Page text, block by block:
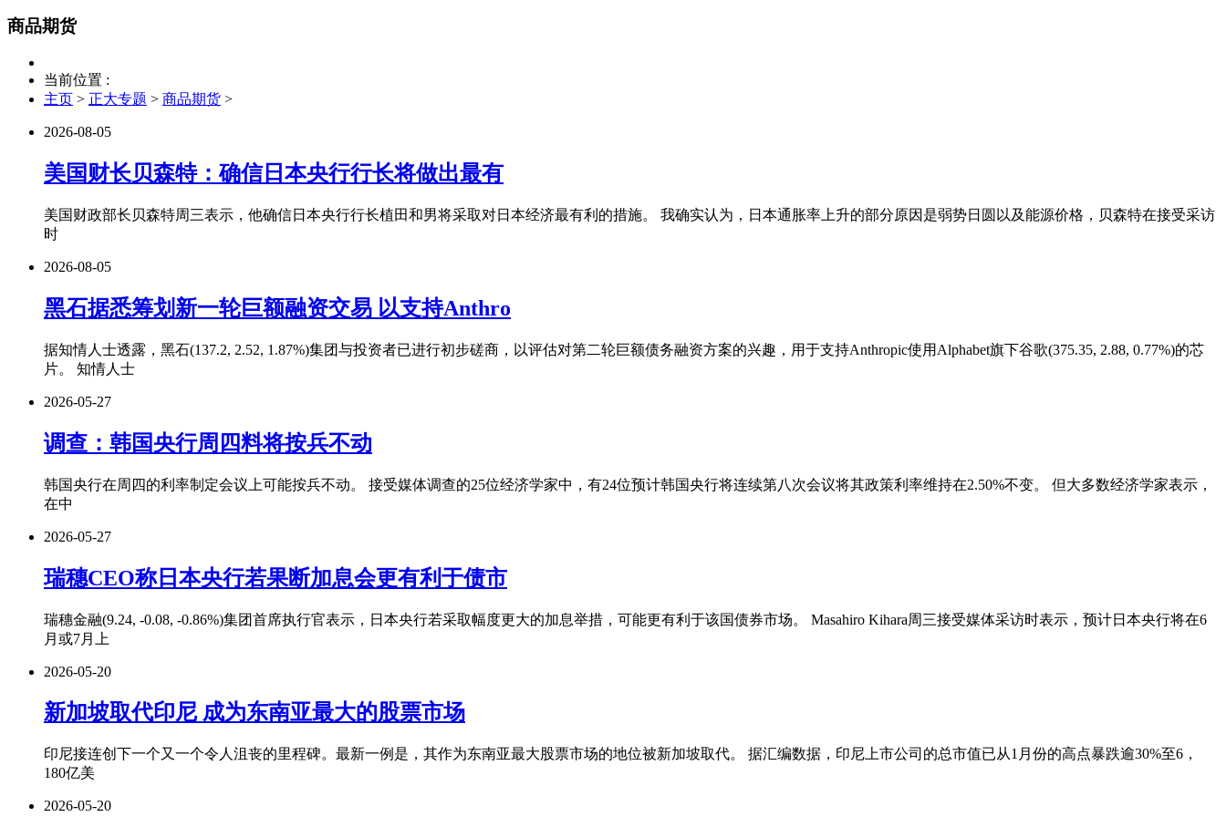
商品期货
当前位置 :
主页 > 正大专题 > 商品期货 >
2026-08-05
美国财长贝森特：确信日本央行行长将做出最有
美国财政部长贝森特周三表示，他确信日本央行行长植田和男将采取对日本经济最有利的措施。 我确实认为，日本通胀率上升的部分原因是弱势日圆以及能源价格，贝森特在接受采访
时
2026-08-05
黑石据悉筹划新一轮巨额融资交易 以支持Anthro
据知情人士透露，黑石(137.2, 2.52, 1.87%)集团与投资者已进行初步磋商，以评估对第二轮巨额债务融资方案的兴趣，用于支持Anthropic使用Alphabet旗下谷歌(375.35, 2.88, 0.77%)的芯
片。 知情人士
2026-05-27
调查：韩国央行周四料将按兵不动
韩国央行在周四的利率制定会议上可能按兵不动。 接受媒体调查的25位经济学家中，有24位预计韩国央行将连续第八次会议将其政策利率维持在2.50%不变。 但大多数经济学家表示，
在中
2026-05-27
瑞穗CEO称日本央行若果断加息会更有利于债市
瑞穗金融(9.24, -0.08, -0.86%)集团首席执行官表示，日本央行若采取幅度更大的加息举措，可能更有利于该国债券市场。 Masahiro Kihara周三接受媒体采访时表示，预计日本央行将在6
月或7月上
2026-05-20
新加坡取代印尼 成为东南亚最大的股票市场
印尼接连创下一个又一个令人沮丧的里程碑。最新一例是，其作为东南亚最大股票市场的地位被新加坡取代。 据汇编数据，印尼上市公司的总市值已从1月份的高点暴跌逾30%至6，
180亿美
2026-05-20